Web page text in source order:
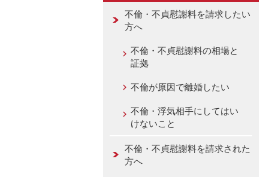
不倫・不貞慰謝料を請求したい
方へ
不倫・不貞慰謝料の相場と
証拠
不倫が原因で離婚したい
不倫・浮気相手にしてはい
けないこと
不倫・不貞慰謝料を請求された
方へ